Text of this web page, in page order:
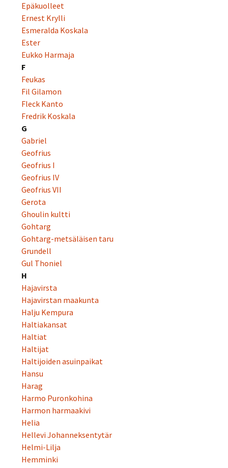
Epäkuolleet
Ernest Krylli
Esmeralda Koskala
Ester
Eukko Harmaja
F
Feukas
Fil Gilamon
Fleck Kanto
Fredrik Koskala
G
Gabriel
Geofrius
Geofrius I
Geofrius IV
Geofrius VII
Gerota
Ghoulin kultti
Gohtarg
Gohtarg-metsäläisen taru
Grundell
Gul Thoniel
H
Hajavirsta
Hajavirstan maakunta
Halju Kempura
Haltiakansat
Haltiat
Haltijat
Haltijoiden asuinpaikat
Hansu
Harag
Harmo Puronkohina
Harmon harmaakivi
Helia
Hellevi Johanneksentytär
Helmi-Lilja
Hemminki